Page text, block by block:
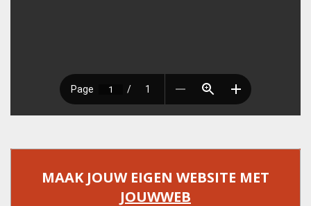
MAAK JOUW EIGEN WEBSITE MET
JOUWWEB